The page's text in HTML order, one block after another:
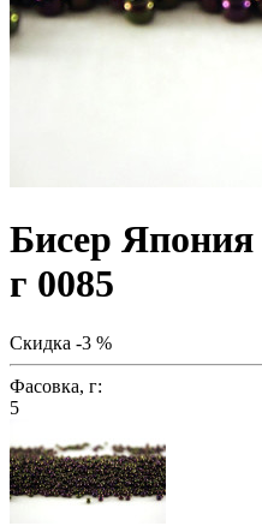
Бисер Япония
г 0085
Скидка -3 %
Фасовка, г:
5